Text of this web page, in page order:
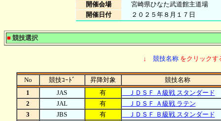
開催会場
宮崎県ひなた武道館主道場
開催日付
２０２５年８月１７日
■ 競技選択
↓ 競技名称 をクリックす
No 競技ｺｰﾄﾞ 昇降対象
競技名称
1
JAS 有
ＪＤＳＦ Ａ級戦 スタンダード
2
JAL 有
ＪＤＳＦ Ａ級戦 ラテン
3
JBS 有
ＪＤＳＦ Ｂ級戦 スタンダード